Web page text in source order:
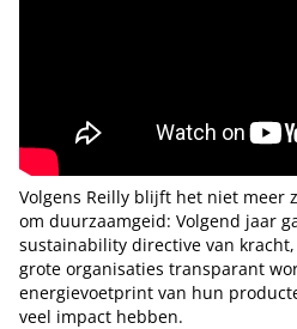
Volgens Reilly blijft het niet meer
om duurzaamgeid: Volgend jaar
sustainability directive van
grote organisaties transparant
energievoetprint van hun
veel impact hebben.